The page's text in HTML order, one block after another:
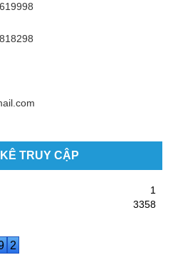
TRUY CẬP
1
3358
2